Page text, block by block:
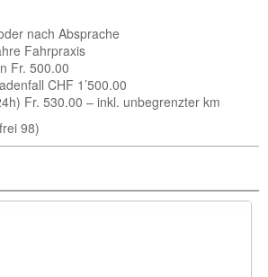
nach Absprache
Fahrpraxis
Fr. 500.00
CHF 1’500.00
Fr. 530.00 – inkl. unbegrenzter km
98)